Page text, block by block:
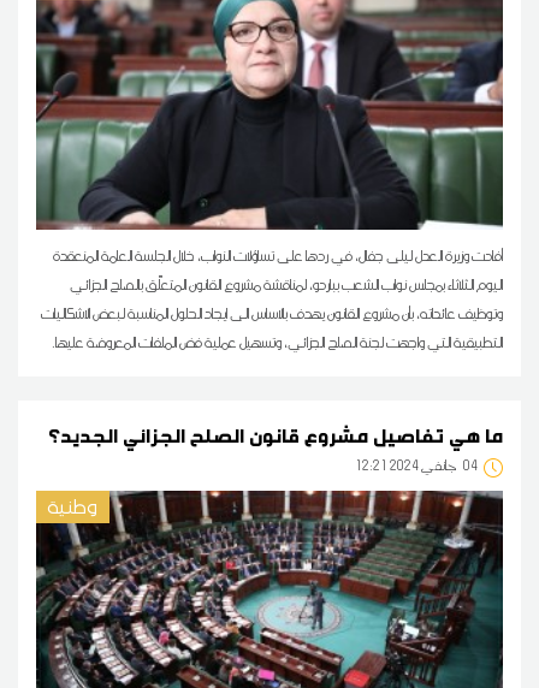
أفادت وزيرة العدل ليلى جفال، في ردها على تساؤلات النواب، خلال الجلسة العامة المنعقدة
اليوم الثلاثاء بمجلس نواب الشعب بباردو، لمناقشة مشروع القانون المتعلّق بالصلح الجزائي
وتوظيف عائداته، بأن مشروع القانون يهدف بالاساس الى ايجاد الحلول المناسبة لبعض الاشكاليات
التطبيقية التي واجهت لجنة الصلح الجزائي، وتسهيل عملية فض الملفات المعروضة عليها.
ما هي تفاصيل مشروع قانون الصلح الجزائي الجديد؟
04 12:21 2024 جانفي
وطنية